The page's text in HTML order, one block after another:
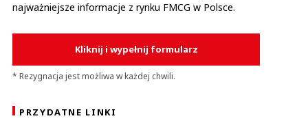
najważniejsze informacje z rynku FMCG w Polsce.
Kliknij i wypełnij formularz
* Rezygnacja jest możliwa w każdej chwili.
PRZYDATNE LINKI